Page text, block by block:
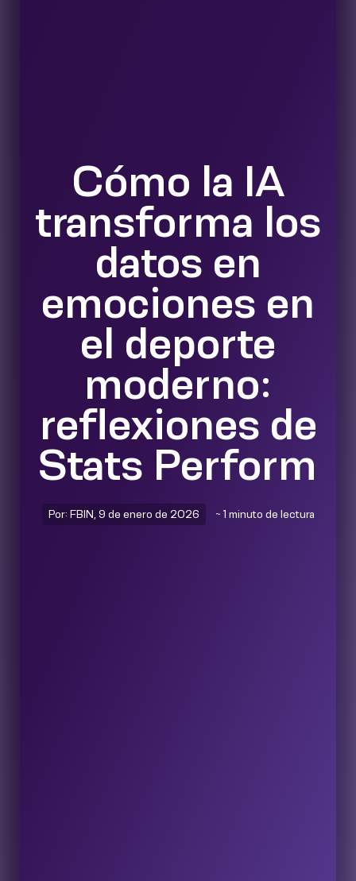
Cómo la IA
transforma los
datos en
emociones en
el deporte
moderno:
reflexiones de
Stats Perform
Por: FBIN, 9 de enero de 2026 ~ 1 minuto de lectura